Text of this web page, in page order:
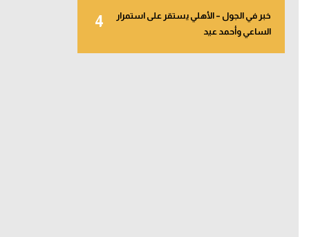
4
خبر في الجول – الأهلي يستقر على استمرار
الساعي وأحمد عيد